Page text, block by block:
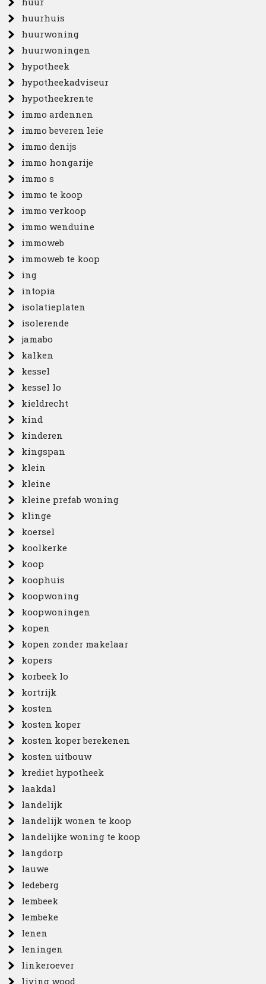
huurhuis
huurwoning
huurwoningen
hypotheek
hypotheekadviseur
hypotheekrente
immo ardennen
immo beveren leie
immo denijs
immo hongarije
immo s
immo te koop
immo verkoop
immo wenduine
immoweb
immoweb te koop
ing
intopia
isolatieplaten
isolerende
jamabo
kalken
kessel
kessel lo
kieldrecht
kind
kinderen
kingspan
klein
kleine
kleine prefab woning
klinge
koersel
koolkerke
koop
koophuis
koopwoning
koopwoningen
kopen
kopen zonder makelaar
kopers
korbeek lo
kortrijk
kosten
kosten koper
kosten koper berekenen
kosten uitbouw
krediet hypotheek
laakdal
landelijk
landelijk wonen te koop
landelijke woning te koop
langdorp
lauwe
ledeberg
lembeek
lembeke
lenen
leningen
linkeroever
living wood